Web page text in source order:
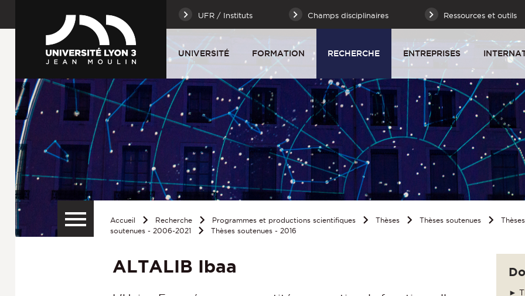
UFR / Instituts Champs disciplinaires Ressources et outils
UNIVERSITÉ FORMATION RECHERCHE ENTREPRISES
Accueil Recherche Programmes et productions scientifiques Thèses Thèses soutenues
Thèses
soutenues - 2006-2021
Thèses soutenues - 2016
ALTALIB Ibaa
►